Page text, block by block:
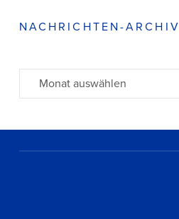
NACHRICHTEN-ARCHIV
Archiv